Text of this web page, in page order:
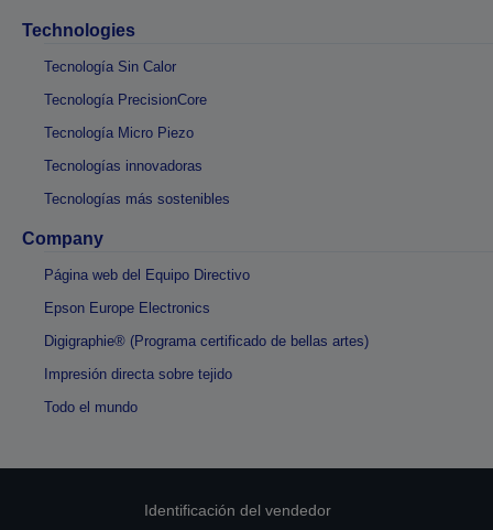
Technologies
Tecnología Sin Calor
Tecnología PrecisionCore
Tecnología Micro Piezo
Tecnologías innovadoras
Tecnologías más sostenibles
Company
Página web del Equipo Directivo
Epson Europe Electronics
Digigraphie® (Programa certificado de bellas artes)
Impresión directa sobre tejido
Todo el mundo
Identificación del vendedor